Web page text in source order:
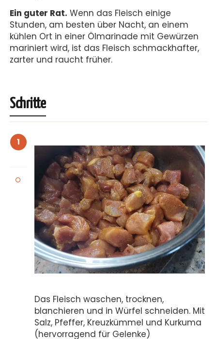
Ein guter Rat. Wenn das Fleisch einige
Stunden, am besten über Nacht, an einem
kühlen Ort in einer Ölmarinade mit Gewürzen
mariniert wird, ist das Fleisch schmackhafter,
zarter und raucht früher.
Schritte
1
Das Fleisch waschen, trocknen,
blanchieren und in Würfel schneiden. Mit
Salz, Pfeffer, Kreuzkümmel und Kurkuma
(hervorragend für Gelenke)